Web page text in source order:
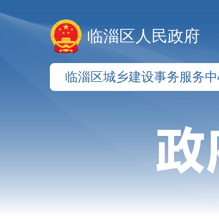
临淄区人民政府
临淄区城乡建设事务服务